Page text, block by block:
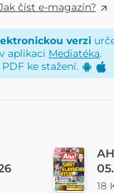
číst e-magazín?
verzi
aplikaci Mediatéka.
ke stažení.
18